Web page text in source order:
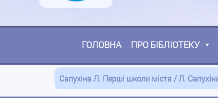
ГОЛОВНА ПРО БІБЛІОТЕКУ
Сапухіна Л. Перші школи міста / Л.